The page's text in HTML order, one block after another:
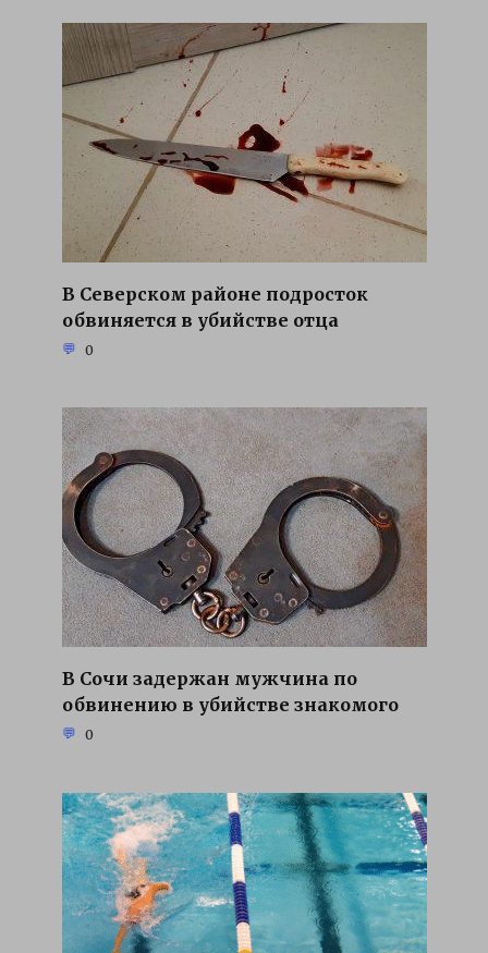
В Северском районе подросток
обвиняется в убийстве отца
0
В Сочи задержан мужчина по
обвинению в убийстве знакомого
0